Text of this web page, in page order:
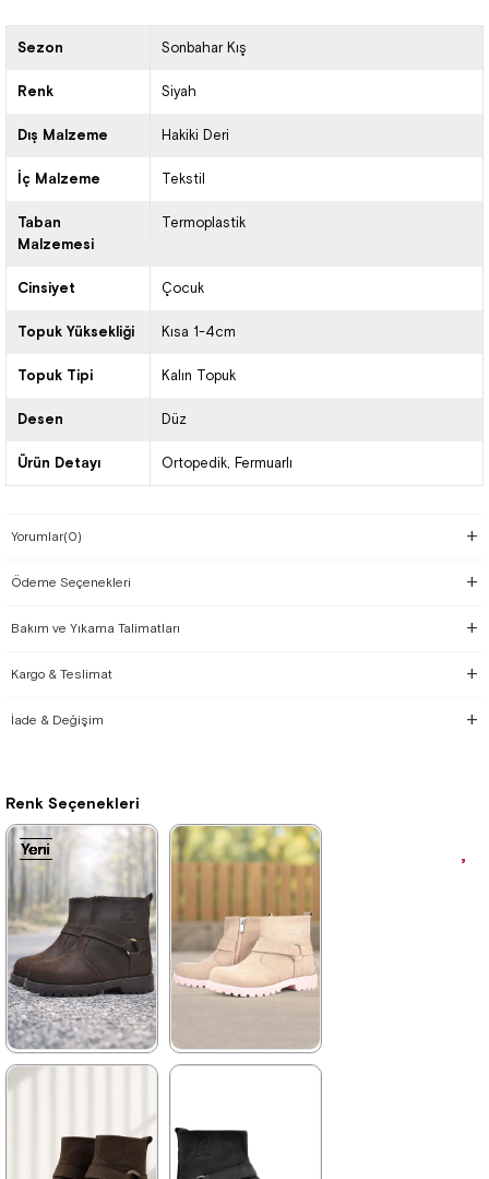
Sezon Sonbahar Kış
Renk Siyah
Dış Malzeme Hakiki Deri
İç Malzeme Tekstil
Taban
Malzemesi
Termoplastik
Cinsiyet Çocuk
Topuk Yüksekliği Kısa 1-4cm
Topuk Tipi Kalın Topuk
Desen Düz
Ürün Detayı Ortopedik Fermuarlı
Yorumlar(0)
Ödeme Seçenekleri
Bakım ve Yıkama Talimatları
Kargo & Teslimat
İade & Değişim
Renk Seçenekleri
2.259,90 ₺
3.879,90 ₺
Yeni
Ürün
3.519,90 ₺
Yeni
Ürün
Yeni
Ürün
Yeni
Ürün
Yeni
Ürün
Yeni
Ürün
Yeni
Ürün
Yeni
Ürün
Yeni
Ürün
Yeni
Ürün
Yeni
Ürün
Yeni
Ürün